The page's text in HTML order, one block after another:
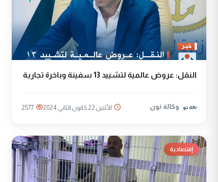
النقل: عروض عالمية لتشييد 13 سفينة وباخرة تجارية
وكالة نون الأثنين 22 كانون الثاني 2024 2577
إقتصادية